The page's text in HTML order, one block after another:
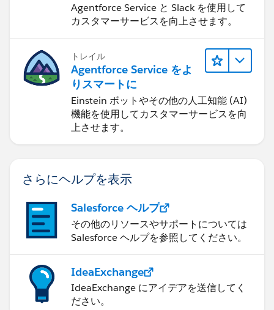
Agentforce Service と Slack を使用して
カスタマーサービスを向上させます。
トレイル
Agentforce Service をよ
りスマートに
Einstein ボットやその他の人工知能 (AI)
機能を使用してカスタマーサービスを向
上させます。
さらにヘルプを表示
Salesforce ヘルプ
その他のリソースやサポートについては
Salesforce ヘルプを参照してください。
IdeaExchange
IdeaExchange にアイデアを送信してく
ださい。